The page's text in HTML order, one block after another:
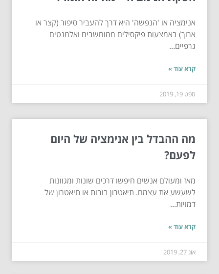
אנימציה או 'הנפשה' היא דרך להעביר סיפור (קצר או
ארוך) באמצעות פיקסילים ממוחשבים ואלמנטים
גרפיים...
קרא עוד »
ספט 19, 2019
מה ההבדל בין אנימציה של היום
לפעם?
מאז ומעולם אנשים חיפשו דרכים שונות ומגוונות
לשעשע את עצמם. תיאטרון בובות או תיאטרון של
דמויות...
קרא עוד »
אוג 27, 2019